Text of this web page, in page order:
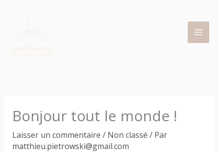
Bonjour tout le monde !
Laisser un commentaire / Non classé / Par
matthieu.pietrowski@gmail.com